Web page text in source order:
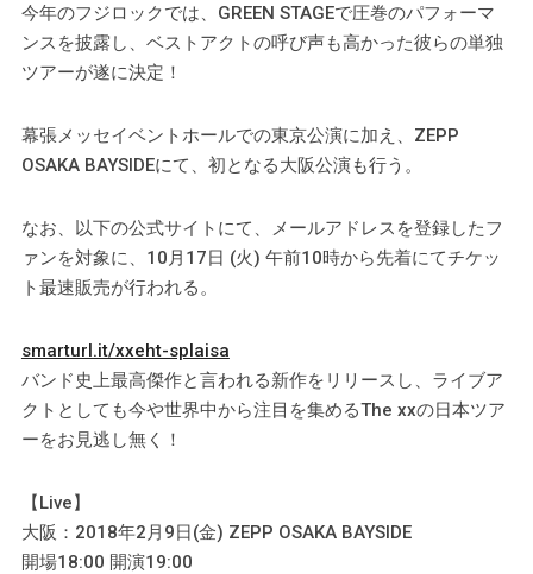
今年のフジロックでは、GREEN STAGEで圧巻のパフォーマ
ンスを披露し、ベストアクトの呼び声も高かった彼らの単独
ツアーが遂に決定！
幕張メッセイベントホールでの東京公演に加え、ZEPP
OSAKA BAYSIDEにて、初となる大阪公演も行う。
なお、以下の公式サイトにて、メールアドレスを登録したフ
ァンを対象に、10月17日 (火) 午前10時から先着にてチケッ
ト最速販売が行われる。
smarturl.it/xxeht-splaisa
バンド史上最高傑作と言われる新作をリリースし、ライブア
クトとしても今や世界中から注目を集めるThe xxの日本ツア
ーをお見逃し無く！
【Live】
大阪：2018年2月9日(金) ZEPP OSAKA BAYSIDE
開場18:00 開演19:00